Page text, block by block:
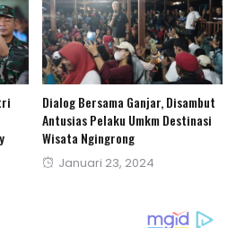
Dialog Bersama Ganjar, Disambut
Antusias Pelaku Umkm Destinasi
Wisata Ngingrong
Posted
Januari 23, 2024